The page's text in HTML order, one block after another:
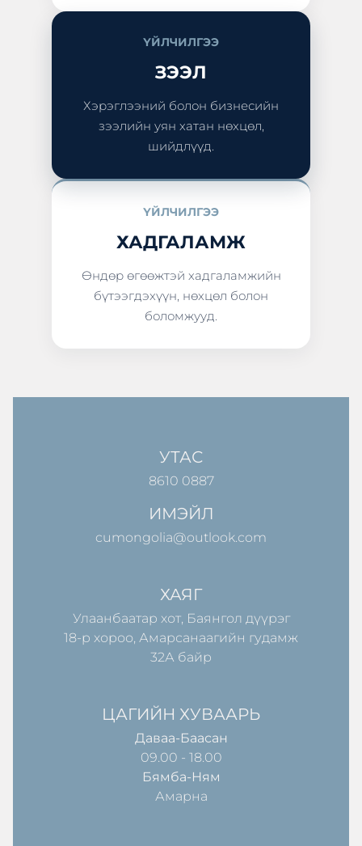
ҮЙЛЧИЛГЭЭ
ЗЭЭЛ
Хэрэглээний болон бизнесийн
зээлийн уян хатан нөхцөл,
шийдлүүд.
ҮЙЛЧИЛГЭЭ
ХАДГАЛАМЖ
Өндөр өгөөжтэй хадгаламжийн
бүтээгдэхүүн, нөхцөл болон
боломжууд.
УТАС
8610 0887
ИМЭЙЛ
cumongolia@outlook.com
ХАЯГ
Улаанбаатар хот, Баянгол дүүрэг
18-р хороо, Амарсанаагийн гудамж
32А байр
ЦАГИЙН ХУВААРЬ
Даваа-Баасан
09.00 - 18.00
Бямба-Ням
Амарна